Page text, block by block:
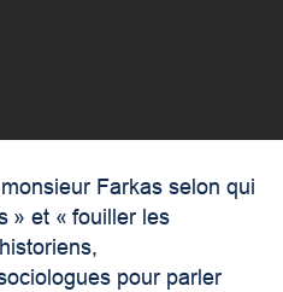
Farkas selon qui
» et « fouiller les
pour parler